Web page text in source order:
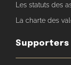
Les statuts des
La charte des
Supporters